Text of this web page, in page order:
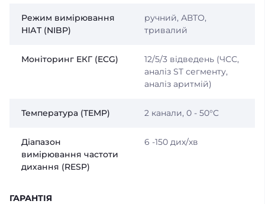
Режим вимірювання
НІАТ (NIBP)
ручний, АВТО,
тривалий
Моніторинг ЕКГ (ECG)
12/5/3 відведень (ЧСС,
аналіз ST сегменту,
аналіз аритмій)
Температура (TEMP) 2 канали, 0 - 50°C
Діапазон
вимірювання частоти
дихання (RESP)
6 -150 дих/хв
ГАРАНТІЯ